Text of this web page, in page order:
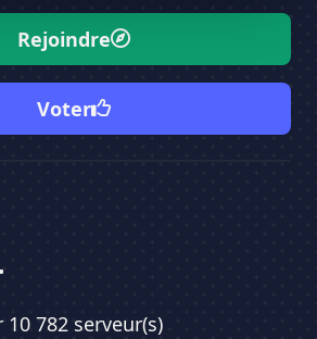
Rejoindre
Voter
10 782 serveur(s)